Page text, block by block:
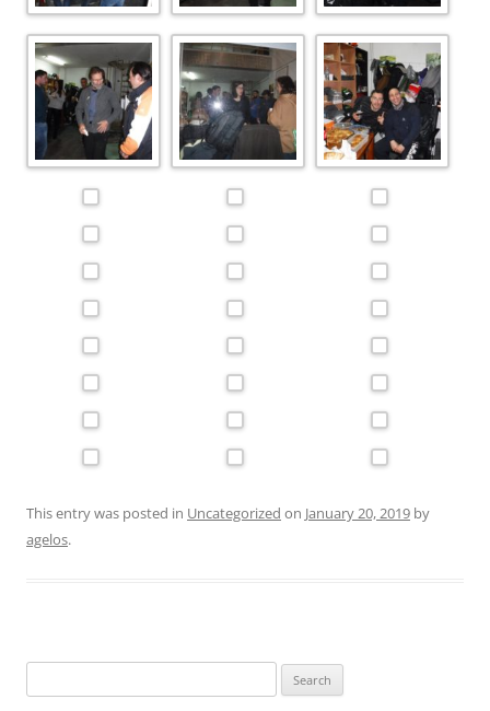
This entry was posted in Uncategorized on January 20, 2019 by
agelos.
for: